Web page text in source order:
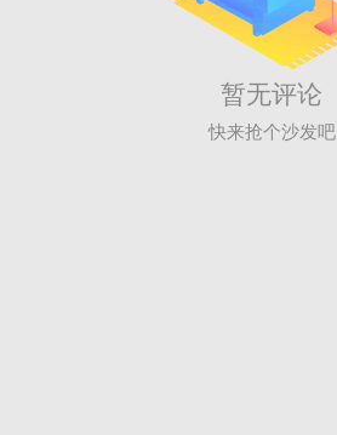
暂无评论
快来抢个沙发吧